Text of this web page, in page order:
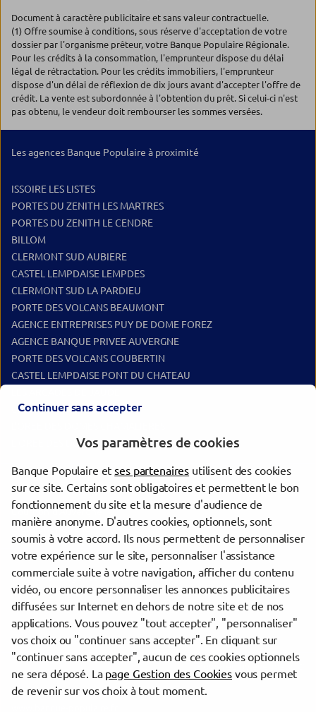
Document à caractère publicitaire et sans valeur contractuelle.
(1) Offre soumise à conditions, sous réserve d'acceptation de votre
dossier par l'organisme prêteur, votre Banque Populaire Régionale.
Pour les crédits à la consommation, l'emprunteur dispose du délai
légal de rétractation. Pour les crédits immobiliers, l'emprunteur
dispose d'un délai de réflexion de dix jours avant d'accepter l'offre de
crédit. La vente est subordonnée à l'obtention du prêt. Si celui-ci n'est
pas obtenu, le vendeur doit rembourser les sommes versées.
Les agences Banque Populaire à proximité
ISSOIRE LES LISTES
PORTES DU ZENITH LES MARTRES
PORTES DU ZENITH LE CENDRE
BILLOM
CLERMONT SUD AUBIERE
CASTEL LEMPDAISE LEMPDES
CLERMONT SUD LA PARDIEU
PORTE DES VOLCANS BEAUMONT
AGENCE ENTREPRISES PUY DE DOME FOREZ
AGENCE BANQUE PRIVEE AUVERGNE
PORTE DES VOLCANS COUBERTIN
CASTEL LEMPDAISE PONT DU CHATEAU
CLERMONT REPUBLIQUE
L OREE DES DOMES FONTGIEVE
Les agences Banque Populaire dans les villes à proximité
Cournon-d'Auvergne
Clermont-Ferrand
Trouver une agence Banque Populaire
Puy-de-Dôme
Issoire
ISSOIRE CENTRE
evermaps ©
Continuer sans accepter
Vos paramètres de cookies
Banque Populaire etses partenaires utilisent des cookies
sur ce site. Certains sont obligatoires et permettent le bon
fonctionnement du site et la mesure d'audience de
manière anonyme. D'autres cookies, optionnels, sont
soumis à votre accord. Ils nous permettent de personnaliser
votre expérience sur le site, personnaliser l'assistance
commerciale suite à votre navigation, afficher du contenu
vidéo, ou encore personnaliser les annonces publicitaires
diffusées sur Internet en dehors de notre site et de nos
applications. Vous pouvez "tout accepter", "personnaliser"
vos choix ou "continuer sans accepter". En cliquant sur
"continuer sans accepter", aucun de ces cookies optionnels
ne sera déposé. La page Gestion des Cookiesvous permet
de revenir sur vos choix à tout moment.